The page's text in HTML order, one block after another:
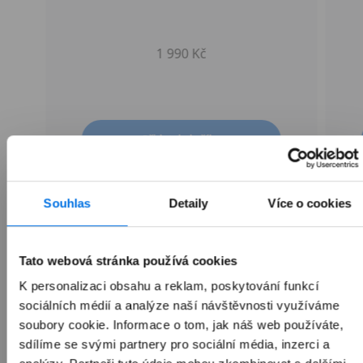
Souhlas Detaily Více o cookies
Tato webová stránka používá cookies
K personalizaci obsahu a reklam, poskytování funkcí
sociálních médií a analýze naší návštěvnosti využíváme
soubory cookie. Informace o tom, jak náš web používáte,
sdílíme se svými partnery pro sociální média, inzerci a
1 990 Kč
Přidat do košíku
Přehled